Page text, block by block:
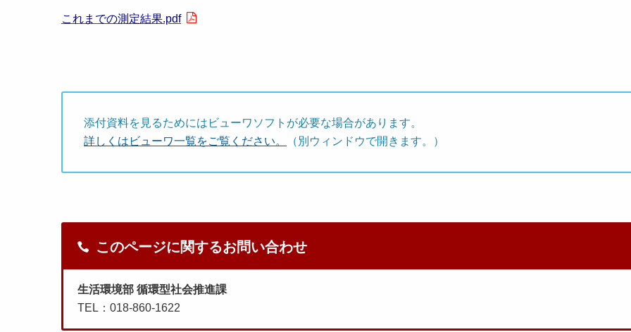
これまでの測定結果.pdf
添付資料を見るためにはビューワソフトが必要な場合があります。
詳しくはビューワ一覧をご覧ください。
（別ウィンドウで開きます。）
このページに関するお問い合わせ
生活環境部 循環型社会推進課
TEL：018-860-1622